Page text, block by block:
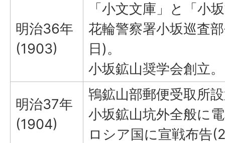
明治36年
(1903)
「小文文庫」と「小
花輪警察署小坂巡査
日)。
小坂鉱山奨学会創立。
明治37年
(1904)
鴇鉱山部郵便受取所
小坂鉱山坑外全般に
ロシア国に宣戦布告